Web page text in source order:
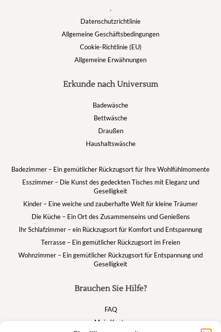
Brauchen Sie Hilfe?
FAQ
Mein Konto
.
Datenschutzrichtlinie
Allgemeine Geschäftsbedingungen
Cookie-Richtlinie (EU)
Allgemeine Erwähnungen
Erkunde nach Universum
Badewäsche
Bettwäsche
Draußen
Haushaltswäsche
Badezimmer – Ein gemütlicher Rückzugsort für Ihre Wohlfühlmomente
Esszimmer – Die Kunst des gedeckten Tisches mit Eleganz und
Geselligkeit
Kinder – Eine weiche und zauberhafte Welt für kleine Träumer
Die Küche – Ein Ort des Zusammenseins und Genießens
Ihr Schlafzimmer – ein Rückzugsort für Komfort und Entspannung
Terrasse – Ein gemütlicher Rückzugsort im Freien
Wohnzimmer – Ein gemütlicher Rückzugsort für Entspannung und
Geselligkeit